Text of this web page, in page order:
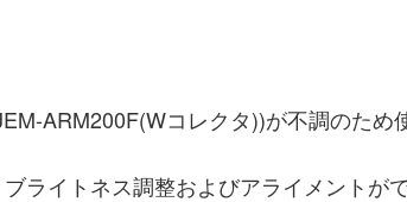
ARM200F(Wコレクタ))が不調のため
ライトネス調整およびアライメントが